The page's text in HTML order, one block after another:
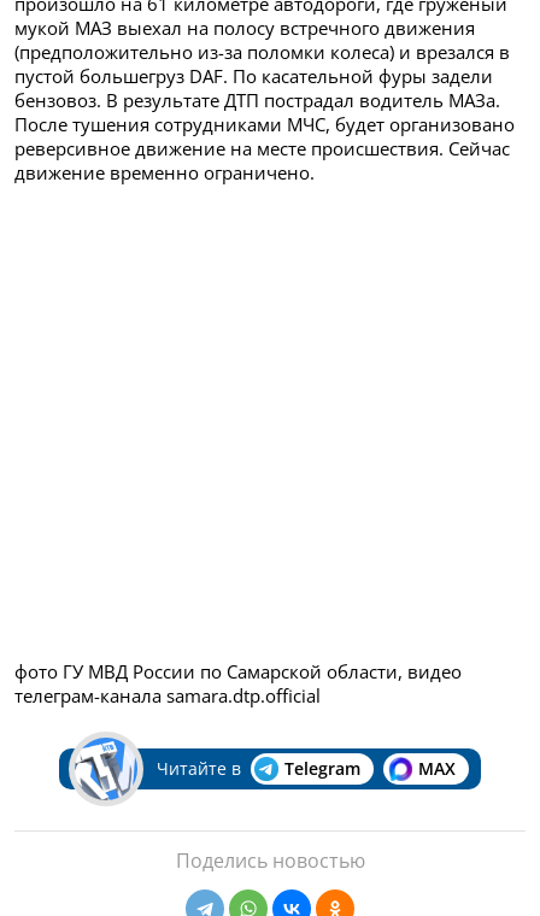
мукой МАЗ выехал на полосу встречного движения
(предположительно из-за поломки колеса) и врезался в
пустой большегруз DAF. По касательной фуры задели
бензовоз. В результате ДТП пострадал водитель МАЗа.
После тушения сотрудниками МЧС, будет организовано
реверсивное движение на месте происшествия. Сейчас
движение временно ограничено.
фото ГУ МВД России по Самарской области, видео
телеграм-канала samara.dtp.official
Читайте в Telegram MAX
Поделись новостью